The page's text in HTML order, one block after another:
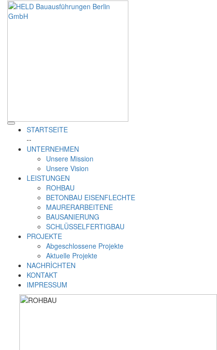
STARTSEITE
--
UNTERNEHMEN
Unsere Mission
Unsere Vision
LEISTUNGEN
ROHBAU
BETONBAU EISENFLECHTE
MAURERARBEITENE
BAUSANIERUNG
SCHLÜSSELFERTIGBAU
PROJEKTE
Abgeschlossene Projekte
Aktuelle Projekte
NACHRİCHTEN
KONTAKT
IMPRESSUM